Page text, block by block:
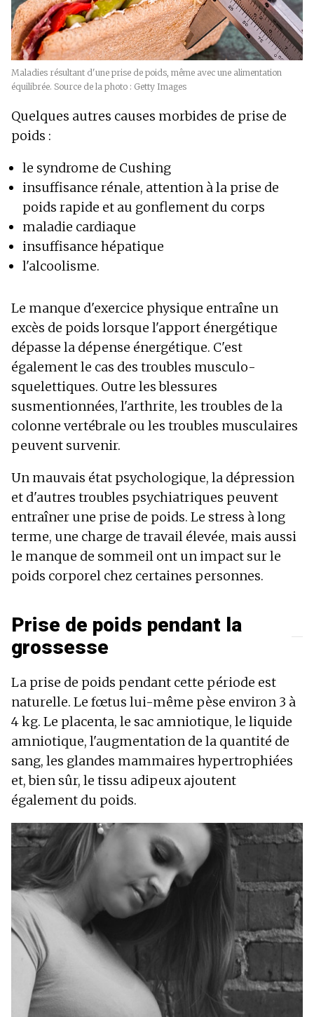
Maladies résultant d'une prise de poids, même avec une alimentation
équilibrée. Source de la photo : Getty Images
Quelques autres causes morbides de prise de
poids :
le syndrome de Cushing
insuffisance rénale, attention à la prise de
poids rapide et au gonflement du corps
maladie cardiaque
insuffisance hépatique
l'alcoolisme.
Le manque d'exercice physique entraîne un
excès de poids lorsque l'apport énergétique
dépasse la dépense énergétique. C'est
également le cas des troubles musculo-
squelettiques. Outre les blessures
susmentionnées, l'arthrite, les troubles de la
colonne vertébrale ou les troubles musculaires
peuvent survenir.
Un mauvais état psychologique, la dépression
et d'autres troubles psychiatriques peuvent
entraîner une prise de poids. Le stress à long
terme, une charge de travail élevée, mais aussi
le manque de sommeil ont un impact sur le
poids corporel chez certaines personnes.
Prise de poids pendant la
grossesse
La prise de poids pendant cette période est
naturelle. Le fœtus lui-même pèse environ 3 à
4 kg. Le placenta, le sac amniotique, le liquide
amniotique, l'augmentation de la quantité de
sang, les glandes mammaires hypertrophiées
et, bien sûr, le tissu adipeux ajoutent
également du poids.